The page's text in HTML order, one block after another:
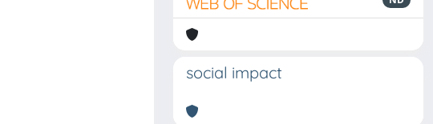
social impact